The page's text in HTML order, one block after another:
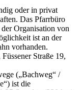
oder in privat
Das Pfarrbüro
Organisation von
ist an der
vorhanden.
Straße 19,
(„Bachweg“ /
ist die